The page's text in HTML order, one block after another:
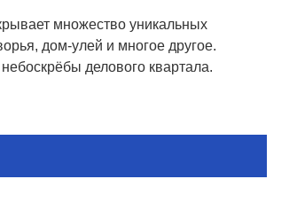
множество уникальных
дом-улей и многое другое.
делового квартала.